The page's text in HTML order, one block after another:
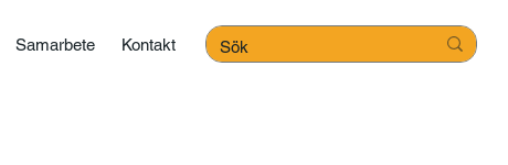
Samarbete Kontakt